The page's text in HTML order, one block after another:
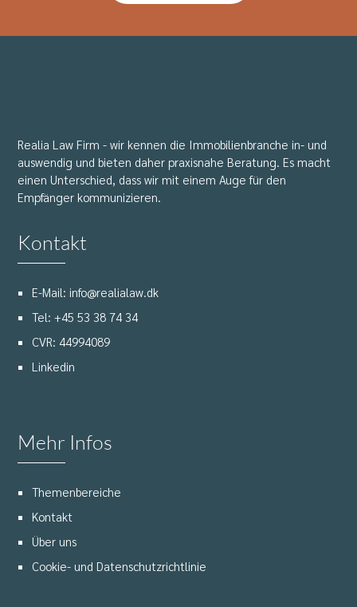
Realia Law Firm - wir kennen die Immobilienbranche in- und
auswendig und bieten daher praxisnahe Beratung. Es macht
einen Unterschied, dass wir mit einem Auge für den
Empfänger kommunizieren.
Kontakt
E-Mail: info@realialaw.dk
Tel: +45 53 38 74 34
CVR: 44994089
Linkedin
Mehr Infos
Themenbereiche
Kontakt
Über uns
Cookie- und Datenschutzrichtlinie